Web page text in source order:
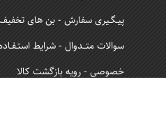
پیـگـیری سفارش - بن های
سوالات متــدوال - شرایط
خصوصی - رویه بازگشت کالا